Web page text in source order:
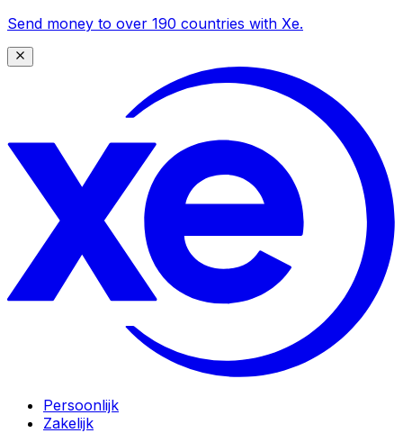
Send money to over 190 countries with Xe.
Persoonlijk
Zakelijk